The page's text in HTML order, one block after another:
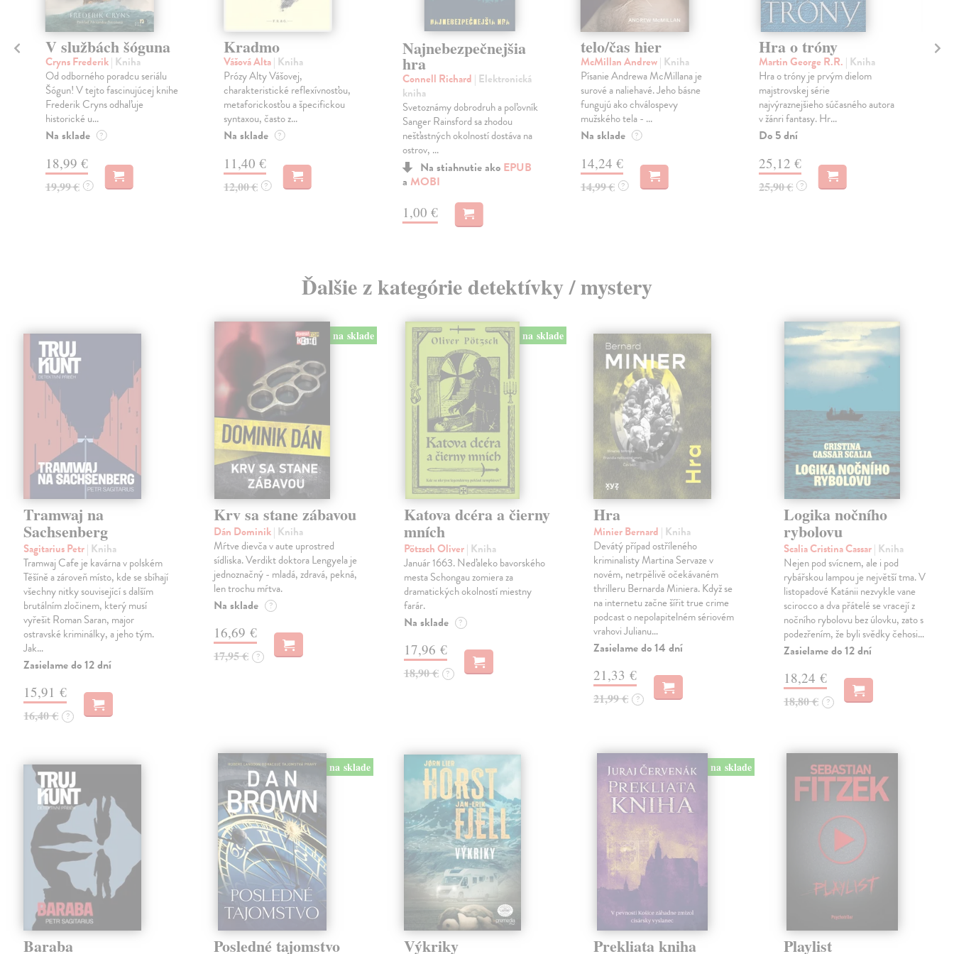
V službách šóguna
Cryns Frederik| Kniha
Od odborného poradcu seriálu
Šógun! V tejto fascinujúcej knihe
Frederik Cryns odhaľuje
historické u...
Na sklade ?
18,99 €
19,99 € ?
Kradmo
Vášová Alta| Kniha
Prózy Alty Vášovej,
charakteristické reflexívnosťou,
metaforickosťou a špecifickou
syntaxou, často z...
Na sklade ?
11,40 €
12,00 € ?
Najnebezpečnejšia
hra
Connell Richard | Elektronická
kniha
Svetoznámy dobrodruh a poľovník
Sanger Rainsford sa zhodou
nešťastných okolností dostáva na
ostrov, ...
Na stiahnutie ako EPUB
a MOBI
1,00 €
telo/čas hier
McMillan Andrew| Kniha
Písanie Andrewa McMillana je
surové a naliehavé. Jeho básne
fungujú ako chválospevy
mužského tela - ...
Na sklade ?
14,24 €
14,99 € ?
Hra o tróny
Martin George R.R. | Kniha
Hra o tróny je prvým dielom
majstrovskej série
najvýraznejšieho súčasného autora
v žánri fantasy. Hr...
Do 5 dní
25,12 €
25,90 € ?
Ďalšie z kategórie detektívky / mystery
Tramwaj na
Sachsenberg
Sagitarius Petr| Kniha
Tramwaj Cafe je kavárna v polském
Těšíně a zároveň místo, kde se sbíhají
všechny nitky související s dalším
brutálním zločinem, který musí
vyřešit Roman Saran, major
ostravské kriminálky, a jeho tým.
Jak…
Zasielame do 12 dní
15,91 €
16,40 € ?
na sklade
Krv sa stane zábavou
Dán Dominik| Kniha
Mŕtve dievča v aute uprostred
sídliska. Verdikt doktora Lengyela je
jednoznačný - mladá, zdravá, pekná,
len trochu mŕtva.
Na sklade ?
16,69 €
17,95 € ?
na sklade
Katova dcéra a čierny
mních
Pötzsch Oliver| Kniha
Január 1663. Neďaleko bavorského
mesta Schongau zomiera za
dramatických okolností miestny
farár.
Na sklade ?
17,96 €
18,90 € ?
Hra
Minier Bernard | Kniha
Devátý případ ostříleného
kriminalisty Martina Servaze v
novém, netrpělivě očekávaném
thrilleru Bernarda Miniera. Když se
na internetu začne šířit true crime
podcast o nepolapitelném sériovém
vrahovi Julianu…
Zasielame do 14 dní
21,33 €
21,99 € ?
Logika nočního
rybolovu
Scalia Cristina Cassar| Kniha
Nejen pod svícnem, ale i pod
rybářskou lampou je největší tma. V
listopadové Katánii nezvykle vane
scirocco a dva přátelé se vracejí z
nočního rybolovu bez úlovku, zato s
podezřením, že byli svědky čehosi…
Zasielame do 12 dní
18,24 €
18,80 € ?
Baraba
na sklade
Posledné tajomstvo Výkriky
na sklade
Prekliata kniha Playlist